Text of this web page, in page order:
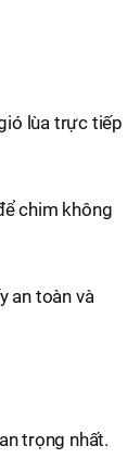
lùa trực tiếp
chim không
an toàn và
trọng nhất.